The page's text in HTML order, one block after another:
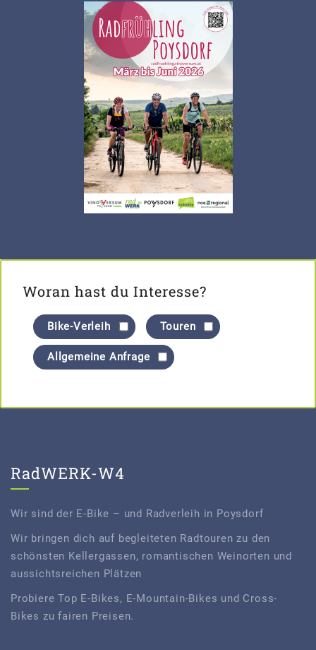
Woran hast du Interesse?
Bike-Verleih Touren
Allgemeine Anfrage
RadWERK-W4
Wir sind der E-Bike – und Radverleih in Poysdorf
Wir bringen dich auf begleiteten Radtouren zu den
schönsten Kellergassen, romantischen Weinorten und
aussichtsreichen Plätzen
Probiere Top E-Bikes, E-Mountain-Bikes und Cross-
Bikes zu fairen Preisen.